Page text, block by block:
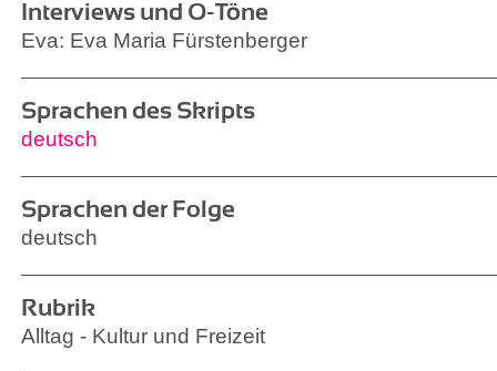
Interviews und O-Töne
Eva: Eva Maria Fürstenberger
Sprachen des Skripts
deutsch
Sprachen der Folge
deutsch
Rubrik
Alltag - Kultur und Freizeit